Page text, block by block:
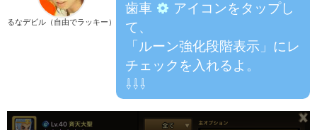
るなデビル（自由でラッキー）
歯車
アイコンをタップし
て、
「ルーン強化段階表示」にレ
チェックを入れるよ。
⇩⇩⇩